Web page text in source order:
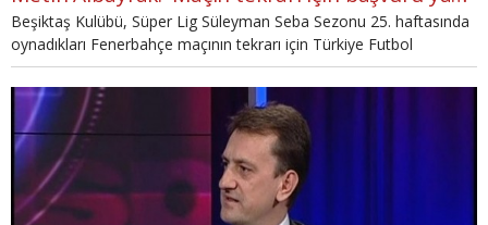
Beşiktaş Kulübü, Süper Lig Süleyman Seba Sezonu 25. haftasında
oynadıkları Fenerbahçe maçının tekrarı için Türkiye Futbol
Federasyonu'na (TFF) başvurdu.